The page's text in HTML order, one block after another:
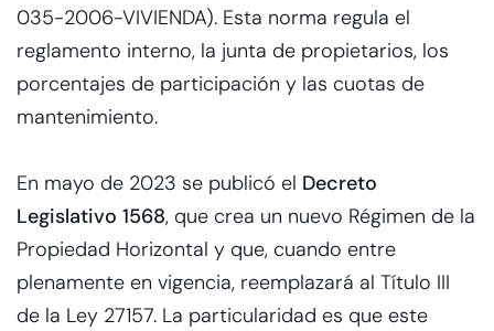
035-2006-VIVIENDA). Esta norma regula el
reglamento interno, la junta de propietarios, los
porcentajes de participación y las cuotas de
mantenimiento.
En mayo de 2023 se publicó el Decreto
Legislativo 1568, que crea un nuevo Régimen de la
Propiedad Horizontal y que, cuando entre
plenamente en vigencia, reemplazará al Título III
de la Ley 27157. La particularidad es que este